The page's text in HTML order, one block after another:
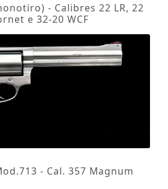
- Calibres 22 LR, 22
e 32-20 WCF
- Cal. 357 Magnum